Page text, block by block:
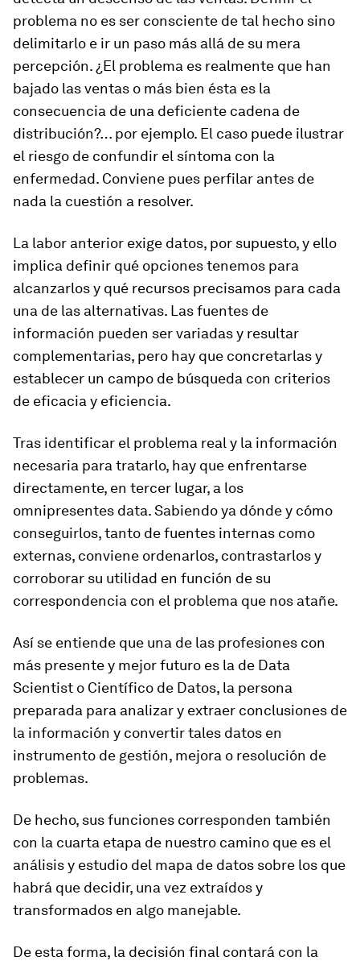
problema no es ser consciente de tal hecho sino
delimitarlo e ir un paso más allá de su mera
percepción. ¿El problema es realmente que han
bajado las ventas o más bien ésta es la
consecuencia de una deficiente cadena de
distribución?… por ejemplo. El caso puede ilustrar
el riesgo de confundir el síntoma con la
enfermedad. Conviene pues perfilar antes de
nada la cuestión a resolver.
La labor anterior exige datos, por supuesto, y ello
implica definir qué opciones tenemos para
alcanzarlos y qué recursos precisamos para cada
una de las alternativas. Las fuentes de
información pueden ser variadas y resultar
complementarias, pero hay que concretarlas y
establecer un campo de búsqueda con criterios
de eficacia y eficiencia.
Tras identificar el problema real y la información
necesaria para tratarlo, hay que enfrentarse
directamente, en tercer lugar, a los
omnipresentes data.Sabiendo ya dónde y cómo
conseguirlos, tanto de fuentes internas como
externas, conviene ordenarlos, contrastarlos y
corroborar su utilidad en función de su
correspondencia con el problema que nos atañe.
Así se entiende que una de las profesiones con
más presente y mejor futuro es la de Data
Scientist o Científico de Datos, la persona
preparada para analizar y extraer conclusiones de
la información y convertir tales datos en
instrumento de gestión, mejora o resolución de
problemas.
De hecho, sus funciones corresponden también
con la cuarta etapa de nuestro camino que es el
análisis y estudio del mapa de datos sobre los que
habrá que decidir, una vez extraídos y
transformados en algo manejable.
De esta forma, la decisión final contará con la